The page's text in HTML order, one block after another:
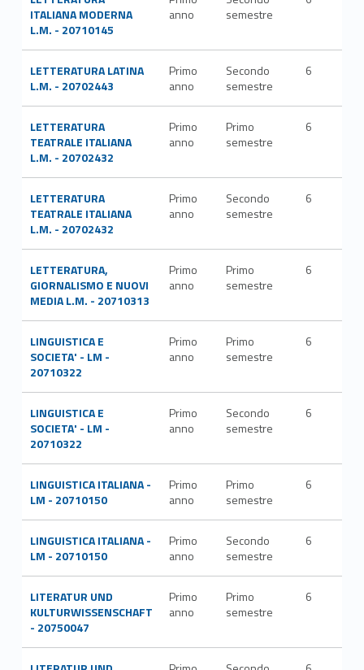
ITALIANA MODERNA
L.M. - 20710145
anno
semestre
LETTERATURA LATINA
L.M. - 20702443
Primo
anno
Secondo
semestre
6
LETTERATURA
TEATRALE ITALIANA
L.M. - 20702432
Primo
anno
Primo
semestre
6
LETTERATURA
TEATRALE ITALIANA
L.M. - 20702432
Primo
anno
Secondo
semestre
6
LETTERATURA,
GIORNALISMO E NUOVI
MEDIA L.M. - 20710313
Primo
anno
Primo
semestre
6
LINGUISTICA E
SOCIETA' - LM -
20710322
Primo
anno
Primo
semestre
6
LINGUISTICA E
SOCIETA' - LM -
20710322
Primo
anno
Secondo
semestre
6
LINGUISTICA ITALIANA -
LM - 20710150
Primo
anno
Primo
semestre
6
LINGUISTICA ITALIANA -
LM - 20710150
Primo
anno
Secondo
semestre
6
LITERATUR UND
KULTURWISSENSCHAFT
- 20750047
Primo
anno
Primo
semestre
6